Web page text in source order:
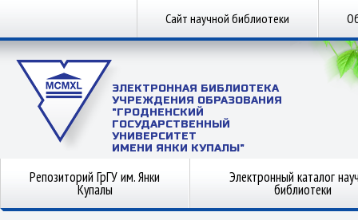
Сайт научной библиотеки
ЭЛЕКТРОННАЯ БИБЛИОТЕКА
УЧРЕЖДЕНИЯ ОБРАЗОВАНИЯ
"ГРОДНЕНСКИЙ
ГОСУДАРСТВЕННЫЙ
УНИВЕРСИТЕТ
ИМЕНИ ЯНКИ КУПАЛЫ"
Репозиторий ГрГУ им. Янки
Купалы
Электронный каталог
библиотеки